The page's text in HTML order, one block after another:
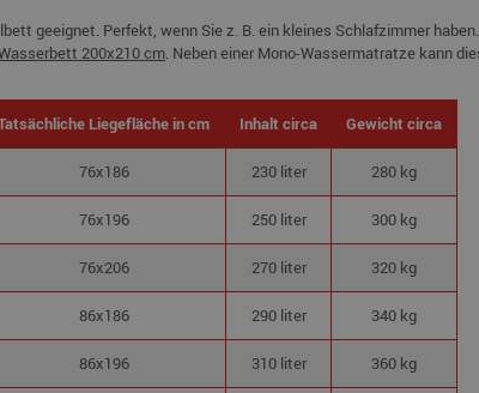
geeignet. Perfekt, wenn Sie z. B. ein kleines Schlafzimmer
200x210 cm. Neben einer Mono-Wassermatratze kann
Liegefläche in cm Inhalt circa Gewicht circa
76x186 230 liter 280 kg
76x196 250 liter 300 kg
76x206 270 liter 320 kg
86x186 290 liter 340 kg
86x196 310 liter 360 kg